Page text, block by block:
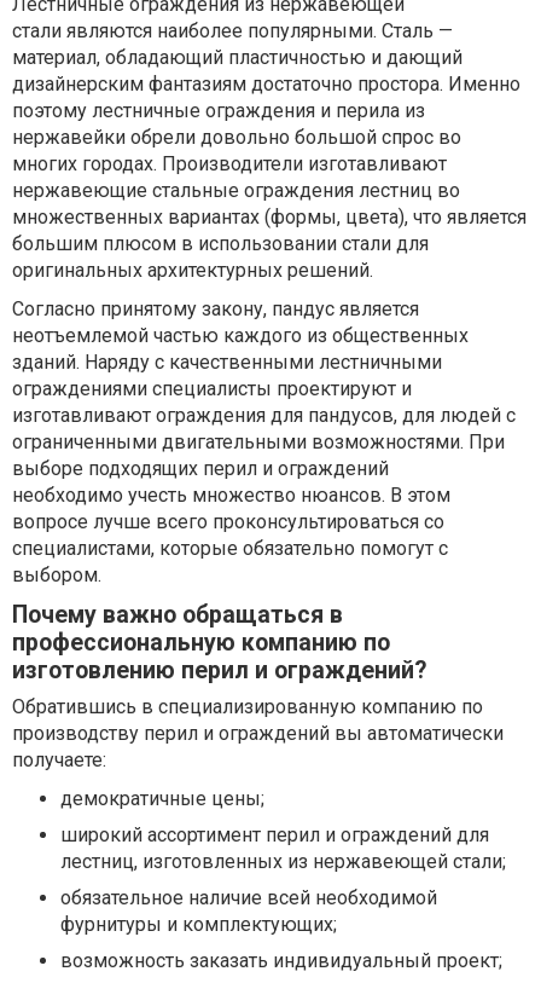
стали являются наиболее популярными. Сталь —
материал, обладающий пластичностью и дающий
дизайнерским фантазиям достаточно простора. Именно
поэтому лестничные ограждения и перила из
нержавейки обрели довольно большой спрос во
многих городах. Производители изготавливают
нержавеющие стальные ограждения лестниц во
множественных вариантах (формы, цвета), что является
большим плюсом в использовании стали для
оригинальных архитектурных решений.
Согласно принятому закону, пандус является
неотъемлемой частью каждого из общественных
зданий. Наряду с качественными лестничными
ограждениями специалисты проектируют и
изготавливают ограждения для пандусов, для людей с
ограниченными двигательными возможностями. При
выборе подходящих перил и ограждений
необходимо учесть множество нюансов. В этом
вопросе лучше всего проконсультироваться со
специалистами, которые обязательно помогут с
выбором.
Почему важно обращаться в
профессиональную компанию по
изготовлению перил и ограждений?
Обратившись в специализированную компанию по
производству перил и ограждений вы автоматически
получаете:
демократичные цены;
широкий ассортимент перил и ограждений для
лестниц, изготовленных из нержавеющей стали;
обязательное наличие всей необходимой
фурнитуры и комплектующих;
возможность заказать индивидуальный проект;